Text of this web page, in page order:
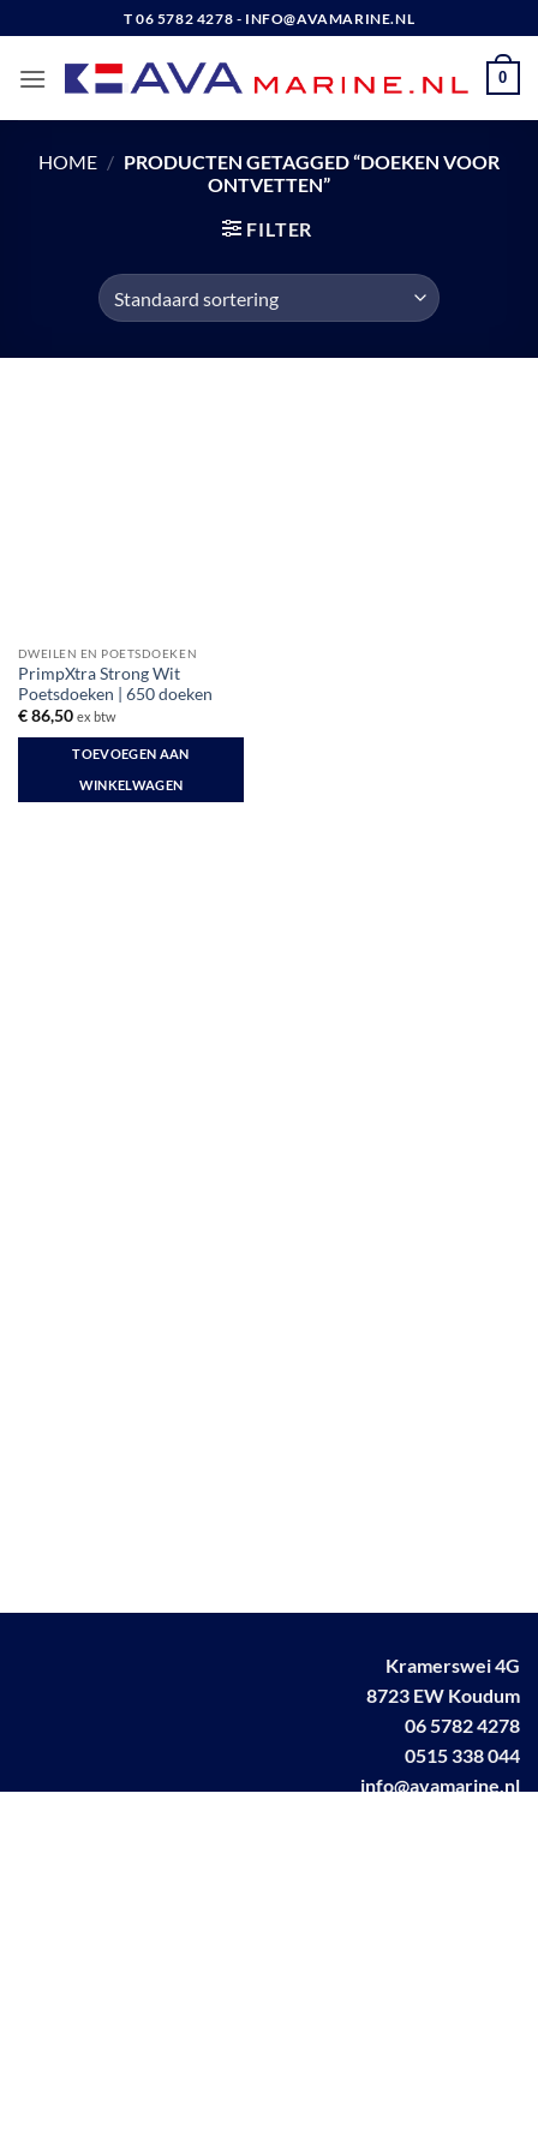
naar
inhoud
T 06 5782 4278 - INFO@AVAMARINE.NL
0
HOME / PRODUCTEN GETAGGED “DOEKEN VOOR
ONTVETTEN”
FILTER
DWEILEN EN POETSDOEKEN
PrimpXtra Strong Wit
Poetsdoeken | 650 doeken
€86,50 ex btw
TOEVOEGEN AAN
WINKELWAGEN
Kramerswei 4G
8723 EW Koudum
06 5782 4278
0515 338 044
info@avamarine.nl